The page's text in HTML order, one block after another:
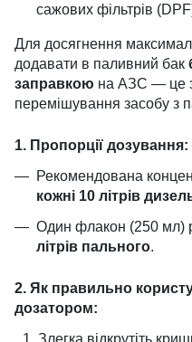
сажових фільтрів
Для досягнення
додавати в паливний бак
заправкою на АЗС — це
перемішування засобу з
1. Пропорції дозування:
Рекомендована
кожні 10 літрів
Один флакон (250 мл)
літрів пального.
2. Як правильно
дозатором:
Злегка відкрутіть